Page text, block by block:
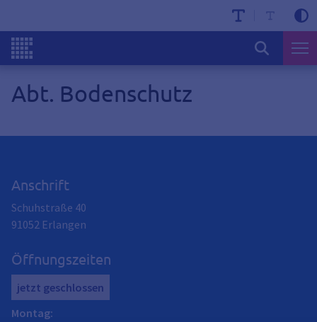
Abt. Bodenschutz
Anschrift
Schuhstraße 40
91052 Erlangen
Öffnungszeiten
jetzt geschlossen
Montag: